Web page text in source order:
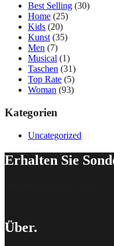
Best Selling (30)
Home (25)
Kids (20)
Kunst (35)
Men (7)
Musical (1)
Taschen (31)
Top Rate (5)
Woman (93)
Kategorien
Uncategorized
Erhalten Sie
Über.